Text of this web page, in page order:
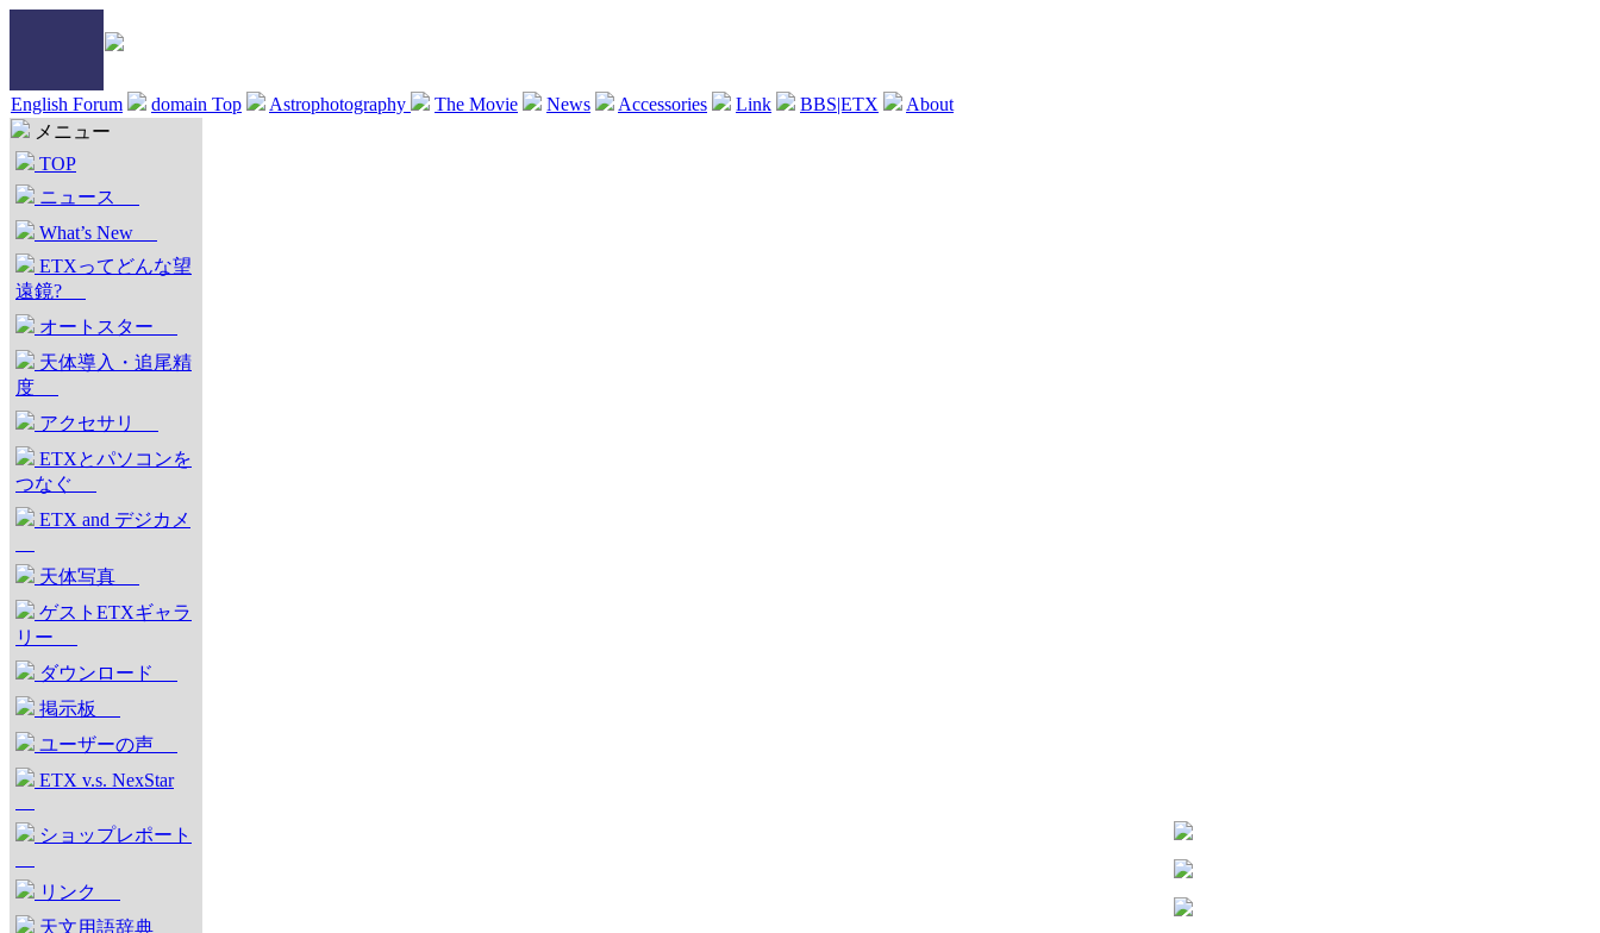
English Forum domain Top Astrophotography The Movie News Accessories Link BBS|ETX
About
メニュー
TOP
ニュース
What’s New
ETXってどんな望
遠鏡?
オートスター
天体導入・追尾精
度
アクセサリ
ETXとパソコンを
つなぐ
ETX and デジカメ
天体写真
ゲストETXギャラ
リー
ダウンロード
掲示板
ユーザーの声
ETX v.s. NexStar
ショップレポート
リンク
天文用語辞典